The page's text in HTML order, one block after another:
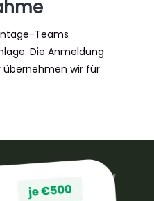
Teams
Die Anmeldung
wir für